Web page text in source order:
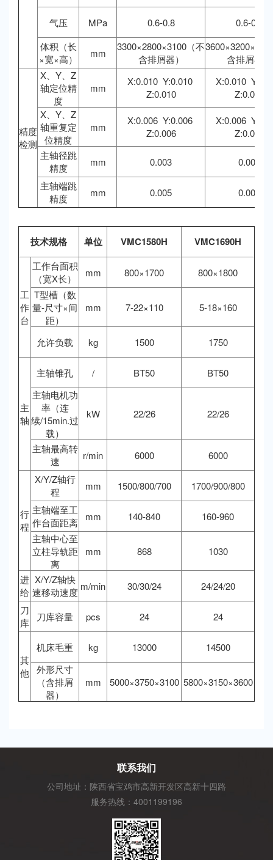
气压 MPa 0.6-0.8
0.6-0.8
体积（长
×宽×高）
mm
3300×2800×3100（不
含排屑器）
含排屑器）
精度
检测
X、Y、Z
轴定位精
度
mm
X:0.010 Y:0.010
Z:0.010
X:0.010
Z:0.010
X、Y、Z
轴重复定
位精度
mm
X:0.006 Y:0.006
Z:0.006
X:0.006
Z:0.006
主轴径跳
精度
mm 0.003
0.003
主轴端跳
精度
mm 0.005 0.005
技术规格 单位 VMC1580H VMC1690H
工
作
台
工作台面积
（宽X长）
mm 800×1700
800×1800
T型槽（数
量-尺寸×间
距）
mm 7-22×110 5-18×160
允许负载 kg 1500 1750
主
轴
主轴锥孔 / BT50
BT50
主轴电机功
率（连
续/15min.过
载）
kW 22/26 22/26
主轴最高转
速
r/min 6000 6000
行
程
X/Y/Z轴行
程
mm 1500/800/700
1700/900/800
主轴端至工
作台面距离
mm 140-840
160-960
主轴中心至
立柱导轨距
离
mm 868 1030
进
给
X/Y/Z轴快
速移动速度 m/min 30/30/24
24/24/20
刀
库
刀库容量 pcs 24 24
其
他
机床毛重 kg 13000
14500
外形尺寸
（含排屑
器）
mm 5000×3750×3100 5800×3150×3600
联系我们
公司地址：陕西省宝鸡市高新开发区高新十四路
服务热线：4001199196